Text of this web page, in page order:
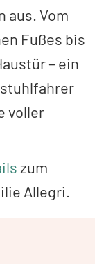
aus. Vom
Fußes bis
– ein
voller
zum
Allegri.